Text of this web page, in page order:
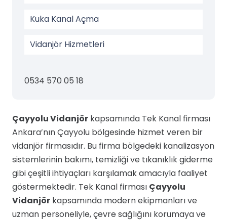
Kuka Kanal Açma
Vidanjör Hizmetleri
0534 570 05 18
Çayyolu Vidanjör kapsamında Tek Kanal firması
Ankara’nın Çayyolu bölgesinde hizmet veren bir
vidanjör firmasıdır. Bu firma bölgedeki kanalizasyon
sistemlerinin bakımı, temizliği ve tıkanıklık giderme
gibi çeşitli ihtiyaçları karşılamak amacıyla faaliyet
göstermektedir. Tek Kanal firması Çayyolu
Vidanjör kapsamında modern ekipmanları ve
uzman personeliyle, çevre sağlığını korumaya ve